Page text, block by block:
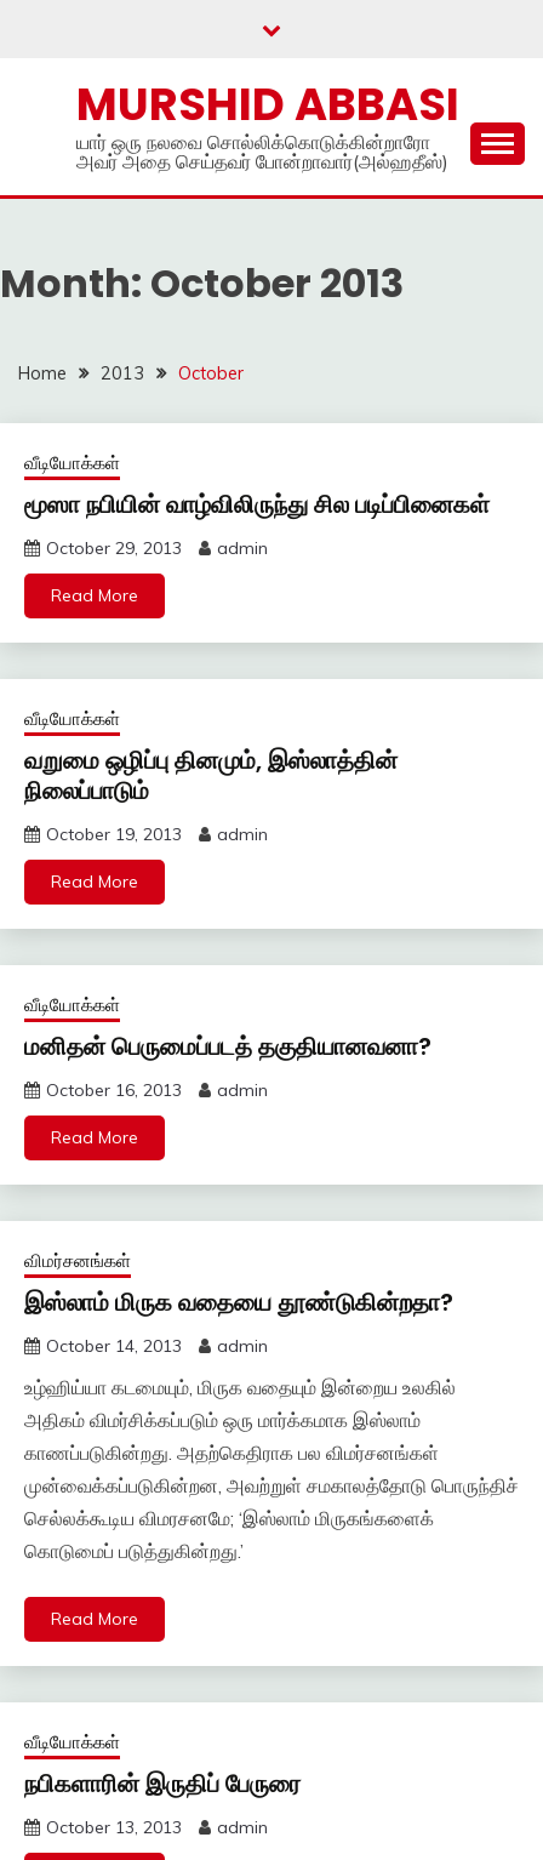
MURSHID ABBASI
யார் ஒரு நலவை சொல்லிக்கொடுக்கின்றாரோ
அவர் அதை செய்தவர் போன்றாவார்(அல்ஹதீஸ்)
Month: October 2013
Home 2013 October
வீடியோக்கள்
மூஸா நபியின் வாழ்விலிருந்து சில படிப்பினைகள்
October 29, 2013 admin
Read More
வீடியோக்கள்
வறுமை ஒழிப்பு தினமும், இஸ்லாத்தின்
நிலைப்பாடும்
October 19, 2013 admin
Read More
வீடியோக்கள்
மனிதன் பெருமைப்படத் தகுதியானவனா?
October 16, 2013 admin
Read More
விமர்சனங்கள்
இஸ்லாம் மிருக வதையை தூண்டுகின்றதா?
October 14, 2013 admin
உழ்ஹிய்யா கடமையும், மிருக வதையும் இன்றைய உலகில்
அதிகம் விமர்சிக்கப்படும் ஒரு மார்க்கமாக இஸ்லாம்
காணப்படுகின்றது. அதற்கெதிராக பல விமர்சனங்கள்
முன்வைக்கப்படுகின்றன, அவற்றுள் சமகாலத்தோடு பொருந்திச்
செல்லக்கூடிய விமரசனமே; ‘இஸ்லாம் மிருகங்களைக்
கொடுமைப் படுத்துகின்றது.’
Read More
வீடியோக்கள்
நபிகளாரின் இருதிப் பேருரை
October 13, 2013 admin